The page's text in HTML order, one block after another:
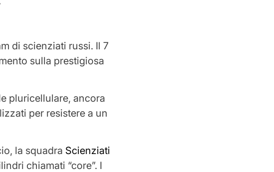
di scienziati russi. Il 7
sulla prestigiosa
pluricellulare, ancora
per resistere a un
la squadra Scienziati
chiamati “core”. I